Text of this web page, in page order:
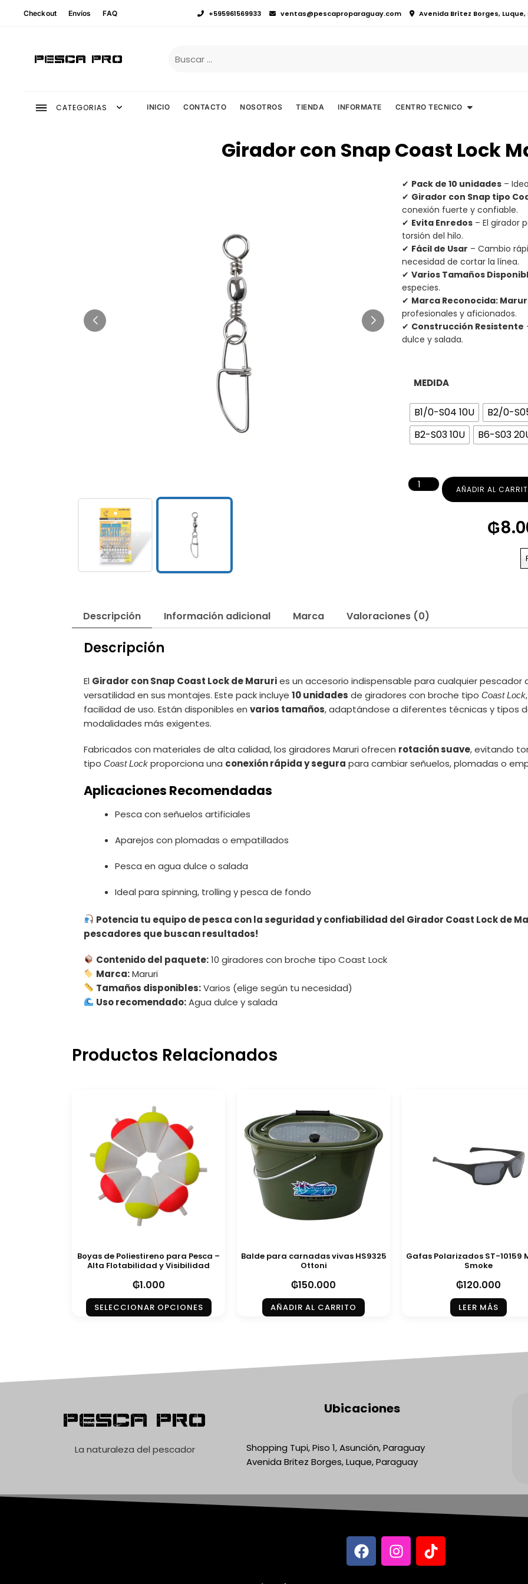
Checkout Envíos FAQ +595961569933 ventas@pescaproparaguay.com Avenida Brítez Borges,
Pesca Pro
CATEGORIAS INICIO CONTACTO NOSOTROS TIENDA INFORMATE CENTRO TECNICO
Girador con Snap Coast Lock
✔ Pack de 10 unidades –
✔ Girador con Snap tipo
conexión fuerte y confiable.
✔ Evita Enredos – El girador
torsión del hilo.
✔ Fácil de Usar – Cambio
necesidad de cortar la línea.
✔ Varios Tamaños
especies.
✔ Marca Reconocida:
profesionales y aficionados.
✔ Construcción Resistente
dulce y salada.
MEDIDA
B1/0-S04 10U B2/0-
B2-S03 10U
B6-S03
AÑADIR AL
₲
Descripción Información adicional Marca Valoraciones (0)
Descripción
El Girador con Snap Coast Lock de Maruries un accesorio indispensable para cualquier pescador
versatilidad en sus montajes. Este pack incluye 10 unidades de giradores con broche tipo Coast Lock
facilidad de uso. Están disponibles en varios tamaños, adaptándose a diferentes técnicas y tipos
modalidades más exigentes.
Fabricados con materiales de alta calidad, los giradores Maruri ofrecen rotación suave, evitando
tipo Coast Lock proporciona una conexión rápida y segura para cambiar señuelos, plomadas o
Aplicaciones Recomendadas
Pesca con señuelos artificiales
Aparejos con plomadas o empatillados
Pesca en agua dulce o salada
Ideal para spinning, trolling y pesca de fondo
Potencia tu equipo de pesca con la seguridad y confiabilidad del Girador Coast Lock de
pescadores que buscan resultados!
Contenido del paquete:10 giradores con broche tipo Coast Lock
Marca:Maruri
Tamaños disponibles:Varios (elige según tu necesidad)
Uso recomendado:Agua dulce y salada
Productos Relacionados
Boyas de Poliestireno para Pesca –
Alta Flotabilidad y Visibilidad
₲1.000
SELECCIONAR OPCIONES
Balde para carnadas vivas HS9325
Ottoni
₲150.000
AÑADIR AL CARRITO
Gafas Polarizados ST-10159
Smoke
₲120.000
LEER MÁS
Pesca Pro
La naturaleza del pescador
Ubicaciones
Shopping Tupi, Piso 1, Asunción, Paraguay
Avenida Britez Borges, Luque, Paraguay